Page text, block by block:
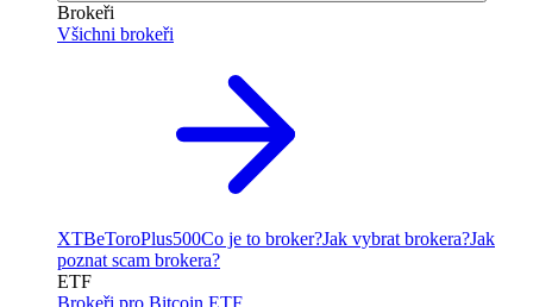
Brokeři
Všichni brokeři
XTBeToroPlus500Co je to broker?Jak vybrat brokera?Jak
poznat scam brokera?
ETF
Brokeři pro Bitcoin ETF